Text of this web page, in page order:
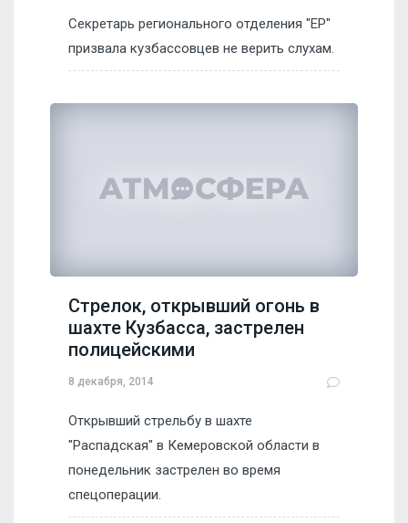
Секретарь регионального отделения "ЕР"
призвала кузбассовцев не верить слухам.
Стрелок, открывший огонь в
шахте Кузбасса, застрелен
полицейскими
8 декабря, 2014
Открывший стрельбу в шахте
"Распадская" в Кемеровской области в
понедельник застрелен во время
спецоперации.